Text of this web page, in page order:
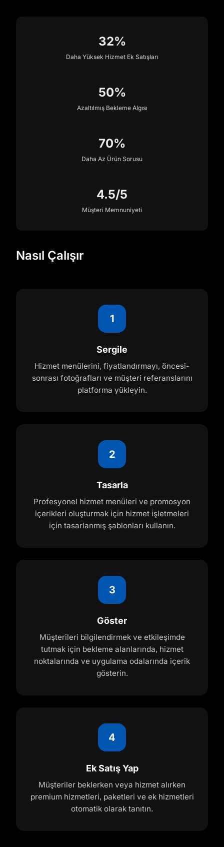
32%
Daha Yüksek Hizmet Ek Satışları
50%
Azaltılmış Bekleme Algısı
70%
Daha Az Ürün Sorusu
4.5/5
Müşteri Memnuniyeti
Nasıl Çalışır
1
Sergile
Hizmet menülerini, fiyatlandırmayı, öncesi-
sonrası fotoğrafları ve müşteri referanslarını
platforma yükleyin.
2
Tasarla
Profesyonel hizmet menüleri ve promosyon
içerikleri oluşturmak için hizmet işletmeleri
için tasarlanmış şablonları kullanın.
3
Göster
Müşterileri bilgilendirmek ve etkileşimde
tutmak için bekleme alanlarında, hizmet
noktalarında ve uygulama odalarında içerik
gösterin.
4
Ek Satış Yap
Müşteriler beklerken veya hizmet alırken
premium hizmetleri, paketleri ve ek hizmetleri
otomatik olarak tanıtın.